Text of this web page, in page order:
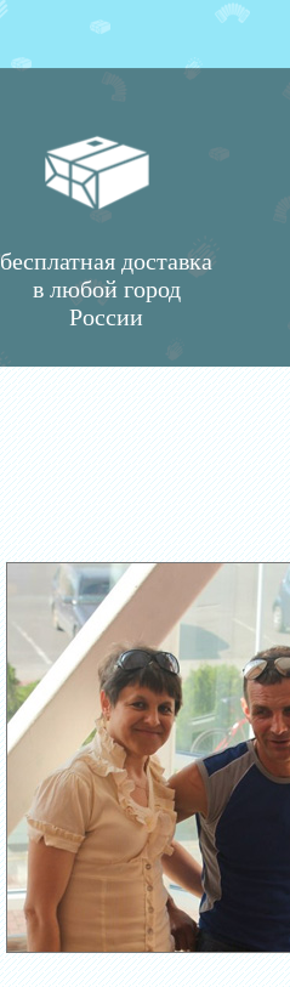
бесплатная доставка
в любой город
России